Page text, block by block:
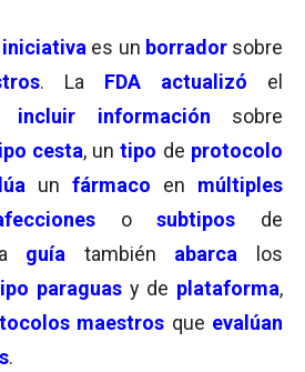
iniciativa es un borradorsobre
s. La FDA actualizó el
incluir información
sobre
cesta, un tipo de protocolo
un fármaco en múltiples
osubtipos de
guía también abarca los
paraguas y de plataforma,
maestros que evalúan
.